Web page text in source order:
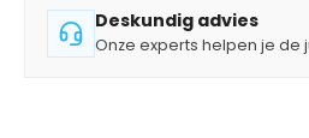
Deskundig advies
Onze experts helpen je de